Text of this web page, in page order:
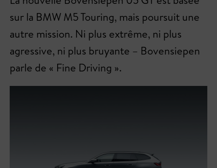
sur la BMW M5 Touring, mais poursuit une
autre mission. Ni plus extrême, ni plus
agressive, ni plus bruyante – Bovensiepen
parle de « Fine Driving ».